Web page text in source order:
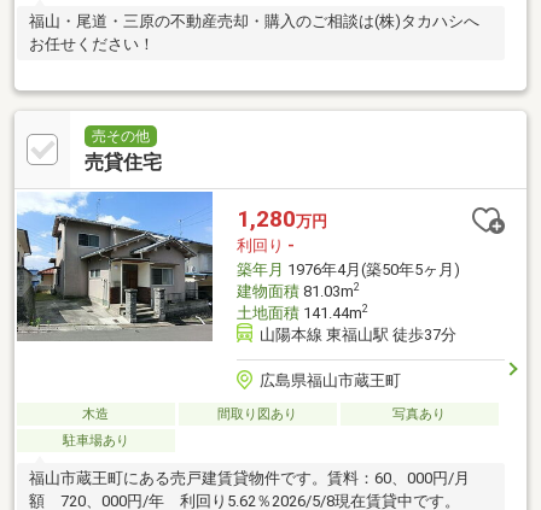
福山・尾道・三原の不動産売却・購入のご相談は(株)タカハシへ
お任せください！
売その他
売貸住宅
1,280万円
利回り -
築年月 1976年4月(築50年5ヶ月)
建物面積81.03m2
土地面積141.44m2
山陽本線 東福山駅 徒歩37分
広島県福山市蔵王町
木造 間取り図あり
写真あり
駐車場あり
福山市蔵王町にある売戸建賃貸物件です。賃料：60、000円/月
額 720、000円/年 利回り5.62％2026/5/8現在賃貸中です。